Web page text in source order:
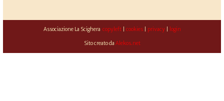
Associazione La Scighera copyleft| cookies| privacy| login
Sito creato da Alekos.net